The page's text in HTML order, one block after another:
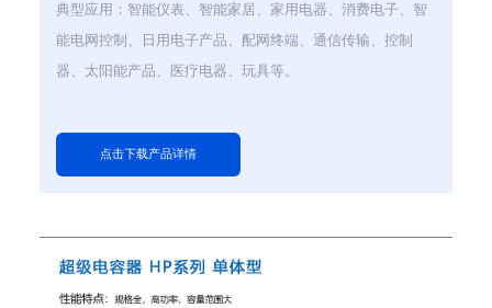
典型应用：智能仪表、智能家居、家用电器、消费电子、智
能电网控制、日用电子产品、配网终端、通信传输、控制
器、太阳能产品、医疗电器、玩具等。
点击下载产品详情